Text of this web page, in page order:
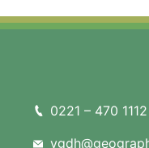
0221 – 470 1112